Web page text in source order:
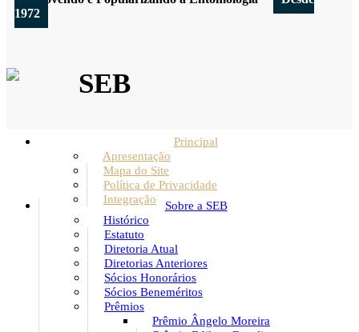
1972
SEB
Principal
Apresentação
Mapa do Site
Política de Privacidade
Integração
Sobre a SEB
Histórico
Estatuto
Diretoria Atual
Diretorias Anteriores
Sócios Honorários
Sócios Beneméritos
Prêmios
Prêmio Ângelo Moreira